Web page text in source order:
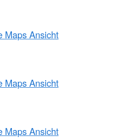
Maps Ansicht
Maps Ansicht
Maps Ansicht